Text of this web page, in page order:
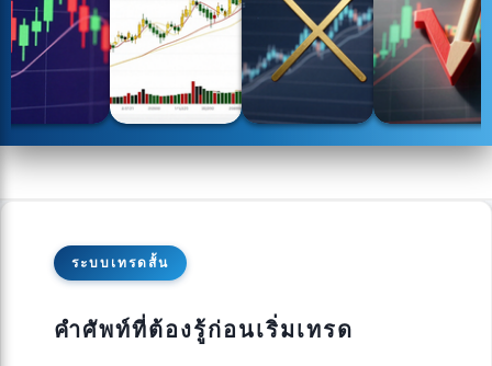
ระบบเทรดสั้น
คำศัพท์ที่ต้องรู้ก่อนเริ่มเทรด